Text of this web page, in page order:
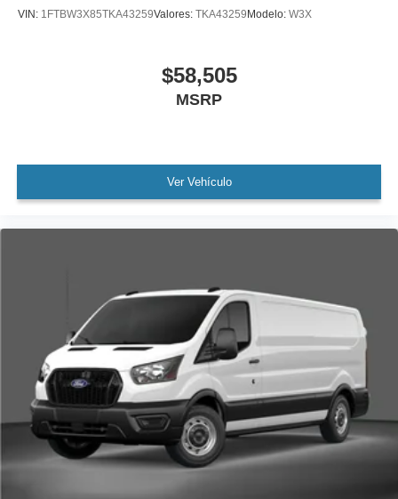
VIN: 1FTBW3X85TKA43259Valores: TKA43259Modelo: W3X
$58,505
MSRP
Ver Vehículo